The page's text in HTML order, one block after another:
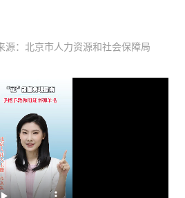
：北京市人力资源和社会保障局